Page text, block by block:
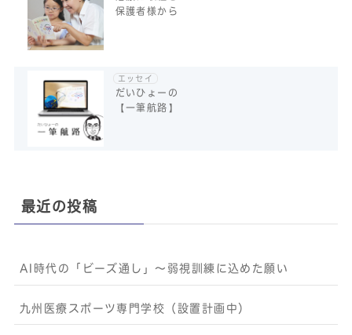
保護者様から
エッセイ
だいひょーの
【一筆航路】
最近の投稿
AI時代の「ビーズ通し」〜弱視訓練に込めた願い
九州医療スポーツ専門学校（設置計画中）